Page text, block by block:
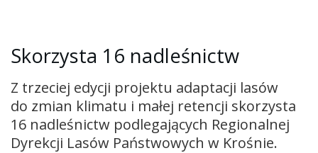
Skorzysta 16 nadleśnictw
Z trzeciej edycji projektu adaptacji lasów
do zmian klimatu i małej retencji skorzysta
16 nadleśnictw podlegających Regionalnej
Dyrekcji Lasów Państwowych w Krośnie.